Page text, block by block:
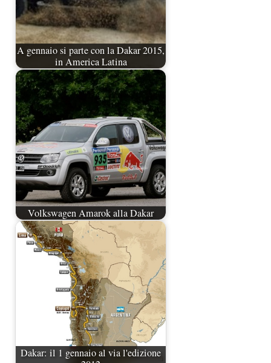
A gennaio si parte con la Dakar 2015,
in America Latina
Volkswagen Amarok alla Dakar
Dakar: il 1 gennaio al via l'edizione